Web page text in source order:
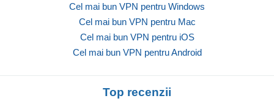
Cel mai bun VPN pentru Windows
Cel mai bun VPN pentru Mac
Cel mai bun VPN pentru iOS
Cel mai bun VPN pentru Android
Top recenzii